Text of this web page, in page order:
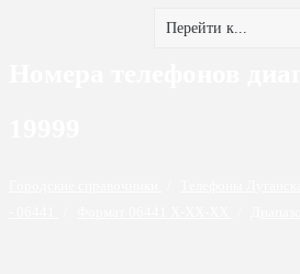
Перейти к...